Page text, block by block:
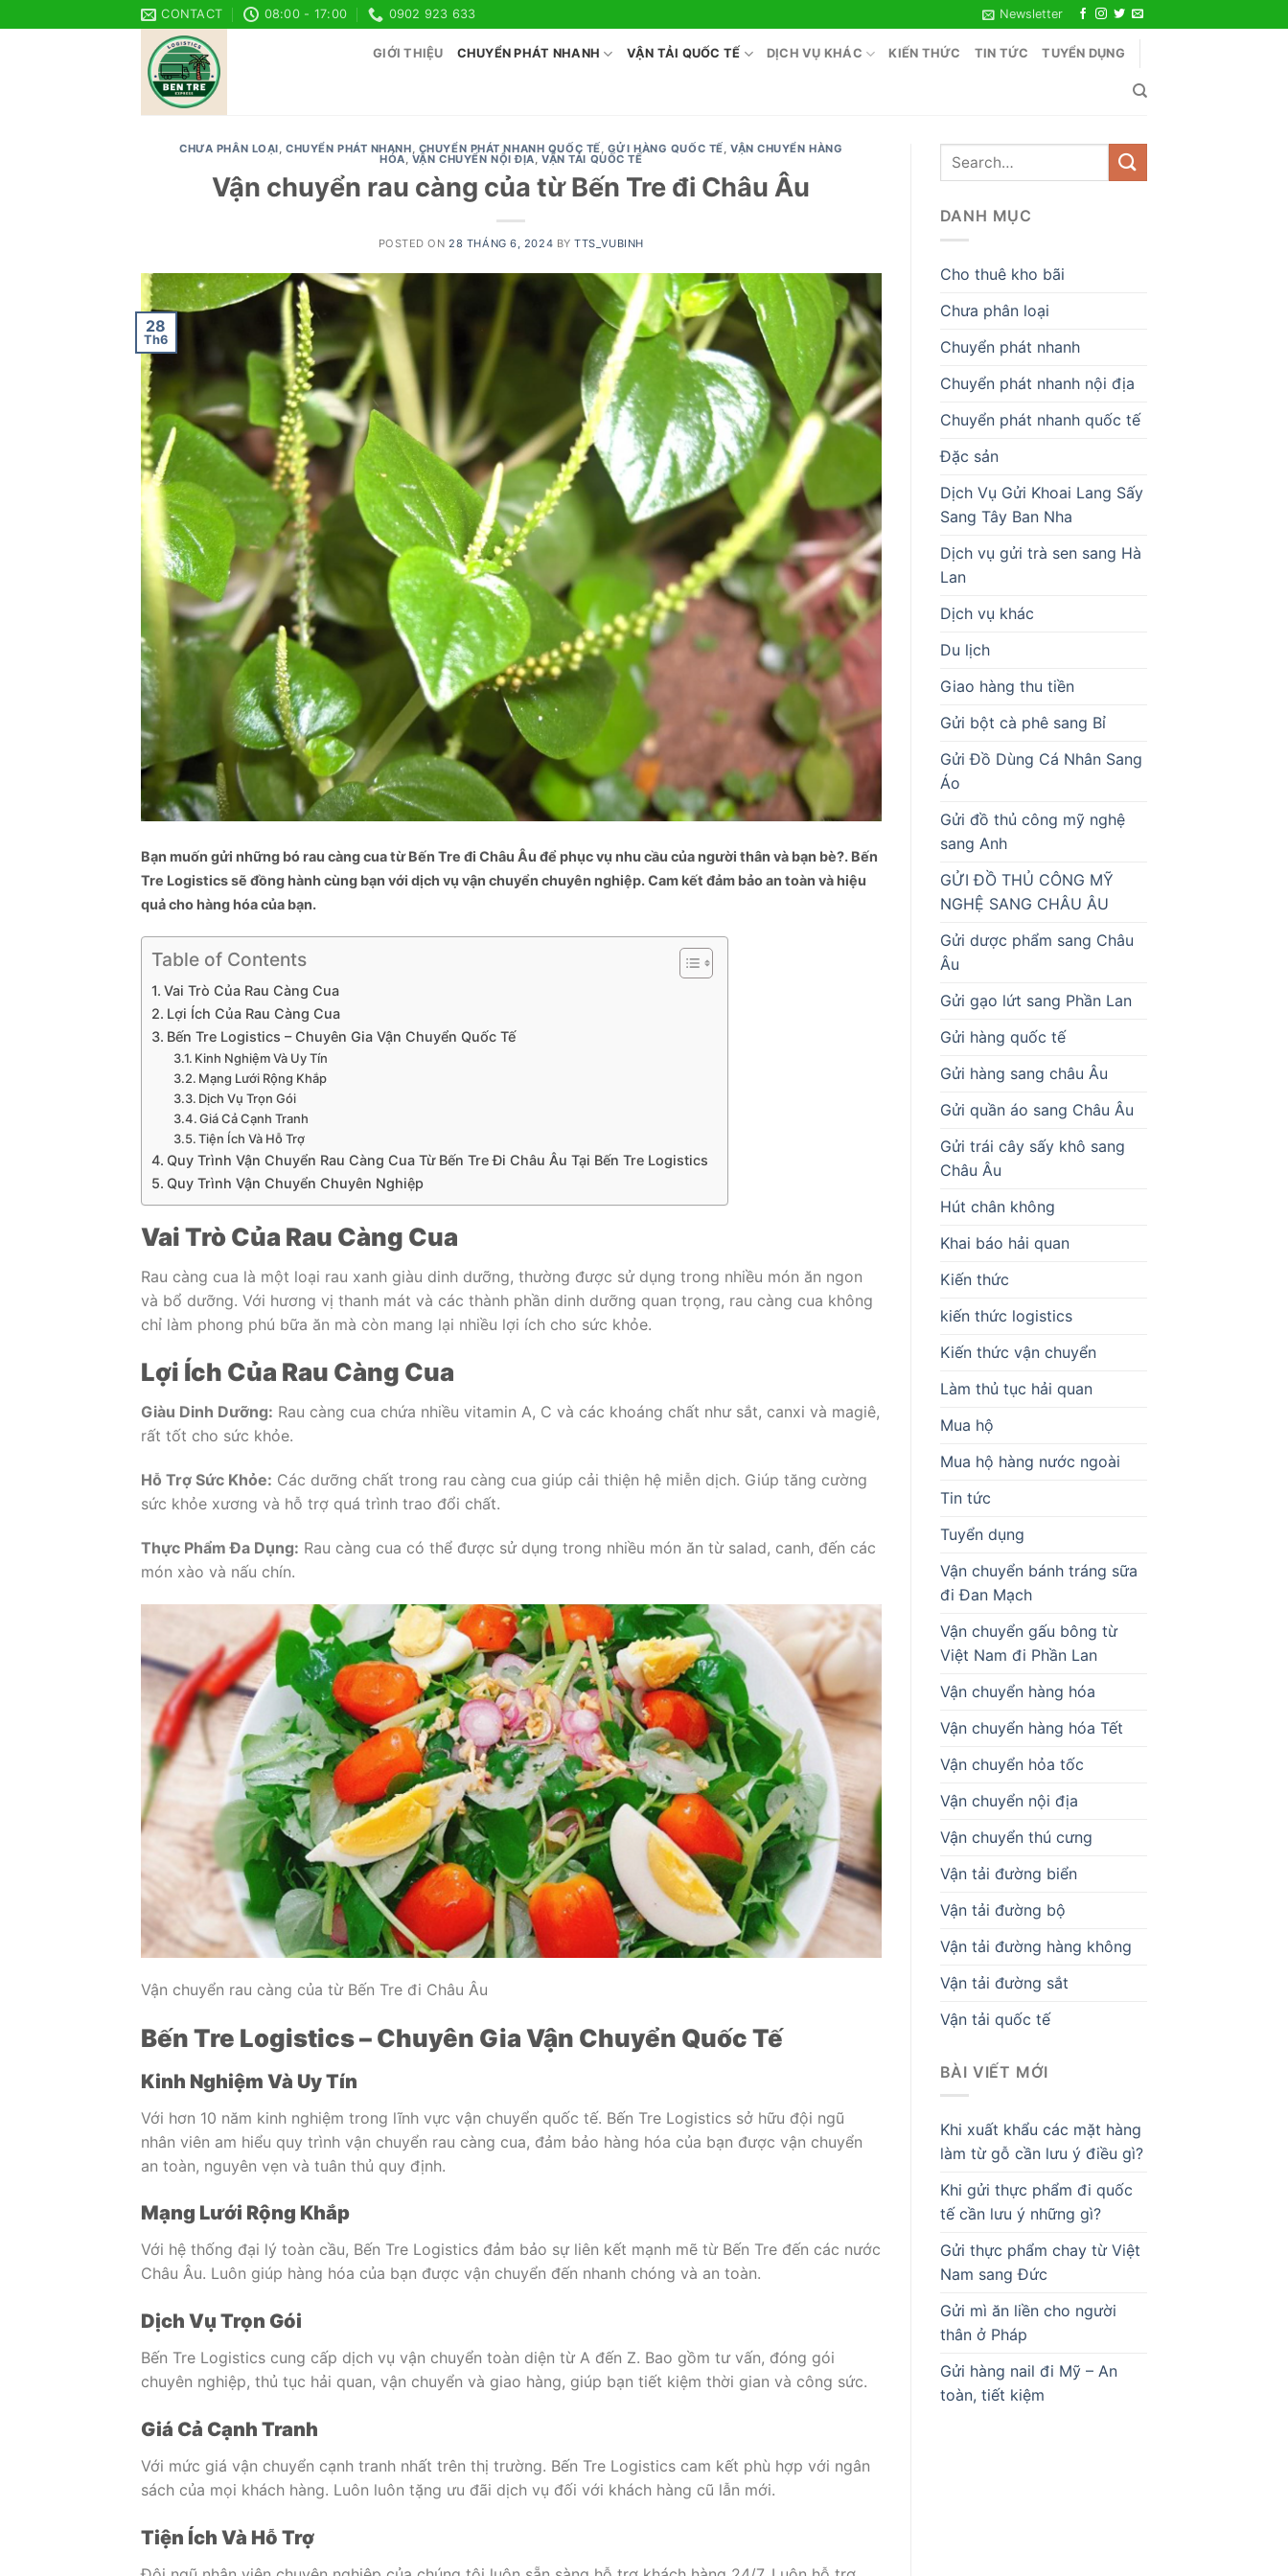
to
CONTACT 08:00 - 17:00 0902 923 633 Newsletter
GIỚI THIỆU CHUYỂN PHÁT NHANH VẬN TẢI QUỐC TẾ DỊCH VỤ KHÁC KIẾN THỨC TIN TỨC TUYỂN DỤNG
CHƯA PHÂN LOẠI,CHUYỂN PHÁT NHANH, CHUYỂN PHÁT NHANH QUỐC TẾ, GỬI HÀNG QUỐC TẾ, VẬN CHUYỂN HÀNG
HÓA, VẬN CHUYỂN NỘI ĐỊA,VẬN TẢI QUỐC TẾ
Vận chuyển rau càng của từ Bến Tre đi Châu Âu
POSTED ON 28 THÁNG 6, 2024 BYTTS_VUBINH
28
Th6
Bạn muốn gửi những bó rau càng cua từ Bến Tre đi Châu Âu để phục vụ nhu cầu của người thân và bạn bè?. Bến
Tre Logistics sẽ đồng hành cùng bạn với dịch vụ vận chuyển chuyên nghiệp. Cam kết đảm bảo an toàn và hiệu
quả cho hàng hóa của bạn.
Table of Contents
Vai Trò Của Rau Càng Cua
Lợi Ích Của Rau Càng Cua
Bến Tre Logistics – Chuyên Gia Vận Chuyển Quốc Tế
Kinh Nghiệm Và Uy Tín
Mạng Lưới Rộng Khắp
Dịch Vụ Trọn Gói
Giá Cả Cạnh Tranh
Tiện Ích Và Hỗ Trợ
Quy Trình Vận Chuyển Rau Càng Cua Từ Bến Tre Đi Châu Âu Tại Bến Tre Logistics
Quy Trình Vận Chuyển Chuyên Nghiệp
Vai Trò Của Rau Càng Cua
Rau càng cua là một loại rau xanh giàu dinh dưỡng, thường được sử dụng trong nhiều món ăn ngon
và bổ dưỡng. Với hương vị thanh mát và các thành phần dinh dưỡng quan trọng, rau càng cua không
chỉ làm phong phú bữa ăn mà còn mang lại nhiều lợi ích cho sức khỏe.
Lợi Ích Của Rau Càng Cua
Giàu Dinh Dưỡng: Rau càng cua chứa nhiều vitamin A, C và các khoáng chất như sắt, canxi và magiê,
rất tốt cho sức khỏe.
Hỗ Trợ Sức Khỏe: Các dưỡng chất trong rau càng cua giúp cải thiện hệ miễn dịch. Giúp tăng cường
sức khỏe xương và hỗ trợ quá trình trao đổi chất.
Thực Phẩm Đa Dụng: Rau càng cua có thể được sử dụng trong nhiều món ăn từ salad, canh, đến các
món xào và nấu chín.
Vận chuyển rau càng của từ Bến Tre đi Châu Âu
Bến Tre Logistics – Chuyên Gia Vận Chuyển Quốc Tế
Kinh Nghiệm Và Uy Tín
Với hơn 10 năm kinh nghiệm trong lĩnh vực vận chuyển quốc tế. Bến Tre Logistics sở hữu đội ngũ
nhân viên am hiểu quy trình vận chuyển rau càng cua, đảm bảo hàng hóa của bạn được vận chuyển
an toàn, nguyên vẹn và tuân thủ quy định.
Mạng Lưới Rộng Khắp
Với hệ thống đại lý toàn cầu, Bến Tre Logistics đảm bảo sự liên kết mạnh mẽ từ Bến Tre đến các nước
Châu Âu. Luôn giúp hàng hóa của bạn được vận chuyển đến nhanh chóng và an toàn.
Dịch Vụ Trọn Gói
Bến Tre Logistics cung cấp dịch vụ vận chuyển toàn diện từ A đến Z. Bao gồm tư vấn, đóng gói
chuyên nghiệp, thủ tục hải quan, vận chuyển và giao hàng, giúp bạn tiết kiệm thời gian và công sức.
Giá Cả Cạnh Tranh
Với mức giá vận chuyển cạnh tranh nhất trên thị trường. Bến Tre Logistics cam kết phù hợp với ngân
sách của mọi khách hàng. Luôn luôn tặng ưu đãi dịch vụ đối với khách hàng cũ lẫn mới.
Tiện Ích Và Hỗ Trợ
DANH MỤC
Cho thuê kho bãi
Chưa phân loại
Chuyển phát nhanh
Chuyển phát nhanh nội địa
Chuyển phát nhanh quốc tế
Đặc sản
Dịch Vụ Gửi Khoai Lang Sấy
Sang Tây Ban Nha
Dịch vụ gửi trà sen sang Hà
Lan
Dịch vụ khác
Du lịch
Giao hàng thu tiền
Gửi bột cà phê sang Bỉ
Gửi Đồ Dùng Cá Nhân Sang
Áo
Gửi đồ thủ công mỹ nghệ
sang Anh
GỬI ĐỒ THỦ CÔNG MỸ
NGHỆ SANG CHÂU ÂU
Gửi dược phẩm sang Châu
Âu
Gửi gạo lứt sang Phần Lan
Gửi hàng quốc tế
Gửi hàng sang châu Âu
Gửi quần áo sang Châu Âu
Gửi trái cây sấy khô sang
Châu Âu
Hút chân không
Khai báo hải quan
Kiến thức
kiến thức logistics
Kiến thức vận chuyển
Làm thủ tục hải quan
Mua hộ
Mua hộ hàng nước ngoài
Tin tức
Tuyển dụng
Vận chuyển bánh tráng sữa
đi Đan Mạch
Vận chuyển gấu bông từ
Việt Nam đi Phần Lan
Vận chuyển hàng hóa
Vận chuyển hàng hóa Tết
Vận chuyển hỏa tốc
Vận chuyển nội địa
Vận chuyển thú cưng
Vận tải đường biển
Vận tải đường bộ
Vận tải đường hàng không
Vận tải đường sắt
Vận tải quốc tế
BÀI VIẾT MỚI
Khi xuất khẩu các mặt hàng
làm từ gỗ cần lưu ý điều gì?
Khi gửi thực phẩm đi quốc
tế cần lưu ý những gì?
Gửi thực phẩm chay từ Việt
Nam sang Đức
Gửi mì ăn liền cho người
thân ở Pháp
Gửi hàng nail đi Mỹ – An
toàn, tiết kiệm